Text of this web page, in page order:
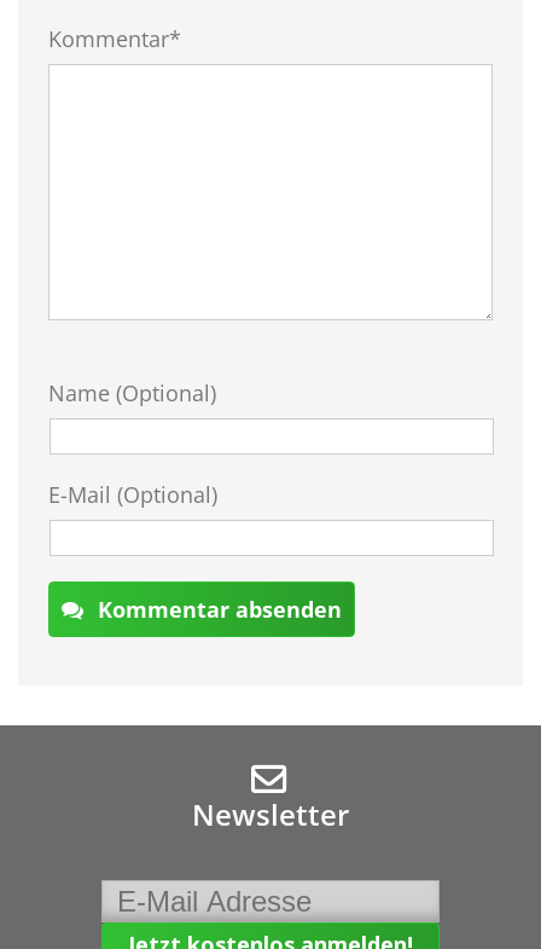
Kommentar*
Name (Optional)
E-Mail (Optional)
Kommentar absenden
Newsletter